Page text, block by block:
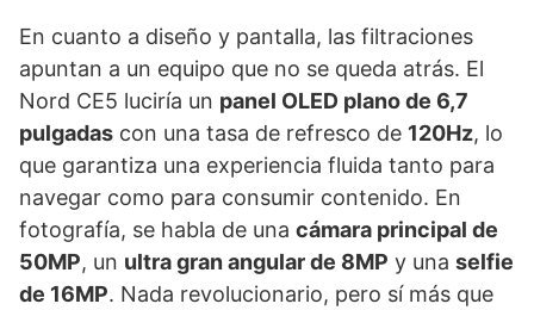
En cuanto a diseño y pantalla, las filtraciones
apuntan a un equipo que no se queda atrás. El
Nord CE5 luciría un panel OLED plano de 6,7
pulgadas con una tasa de refresco de 120Hz, lo
que garantiza una experiencia fluida tanto para
navegar como para consumir contenido. En
fotografía, se habla de una cámara principal de
50MP, un ultra gran angular de 8MP y una selfie
de 16MP. Nada revolucionario, pero sí más que